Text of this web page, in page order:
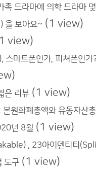
족 드라마에 의학 드라마
을 보아요~ (1 view)
view)
마트폰인가, 피쳐폰인가
은 리뷰 (1 view)
원화폐총액와 유동자산
년 8월 (1 view)
, 23아이덴티티
도구 (1 view)